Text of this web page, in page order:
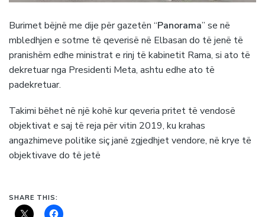
Burimet bëjnë me dije për gazetën “Panorama” se në
mbledhjen e sotme të qeverisë në Elbasan do të jenë të
pranishëm edhe ministrat e rinj të kabinetit Rama, si ato të
dekretuar nga Presidenti Meta, ashtu edhe ato të
padekretuar.
Takimi bëhet në një kohë kur qeveria pritet të vendosë
objektivat e saj të reja për vitin 2019, ku krahas
angazhimeve politike siç janë zgjedhjet vendore, në krye të
objektivave do të jetë
SHARE THIS: